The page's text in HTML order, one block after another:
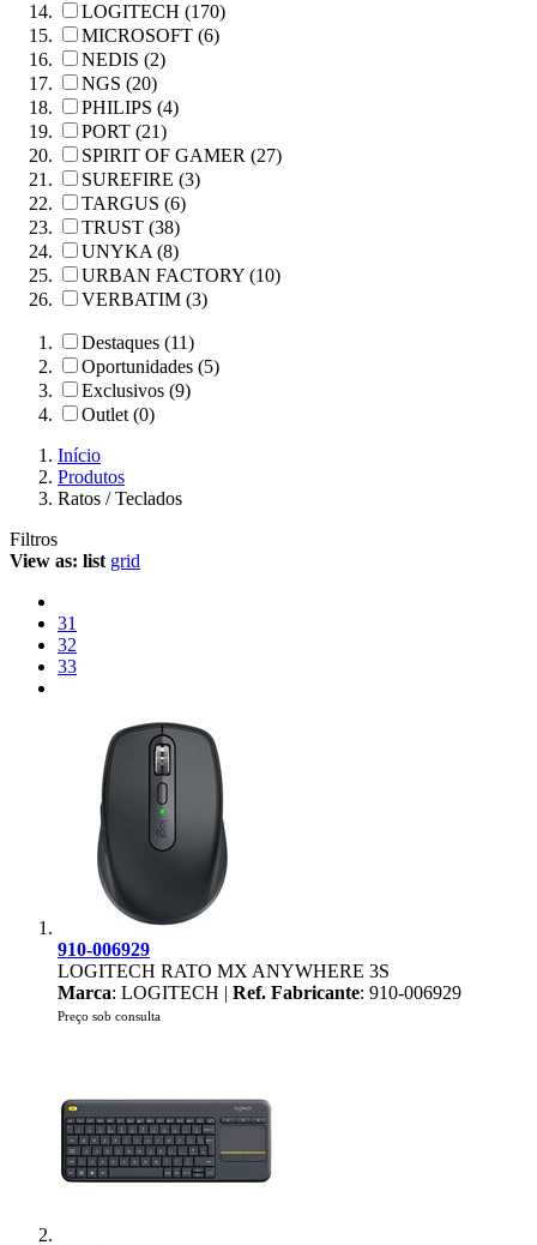
LOGITECH (170)
MICROSOFT (6)
NEDIS (2)
NGS (20)
PHILIPS (4)
PORT (21)
SPIRIT OF GAMER (27)
SUREFIRE (3)
TARGUS (6)
TRUST (38)
UNYKA (8)
URBAN FACTORY (10)
VERBATIM (3)
Destaques (11)
Oportunidades (5)
Exclusivos (9)
Outlet (0)
Início
Produtos
Ratos / Teclados
Filtros
View as: list grid
31
32
33
910-006929
LOGITECH RATO MX ANYWHERE 3S
Marca: LOGITECH | Ref. Fabricante: 910-006929
Preço sob consulta